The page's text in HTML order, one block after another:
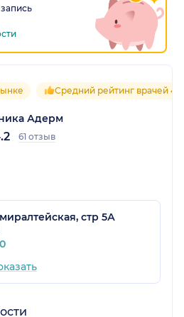
Средний рейтинг врачей 4.4
Адерм
61 отзыв
стр 5А